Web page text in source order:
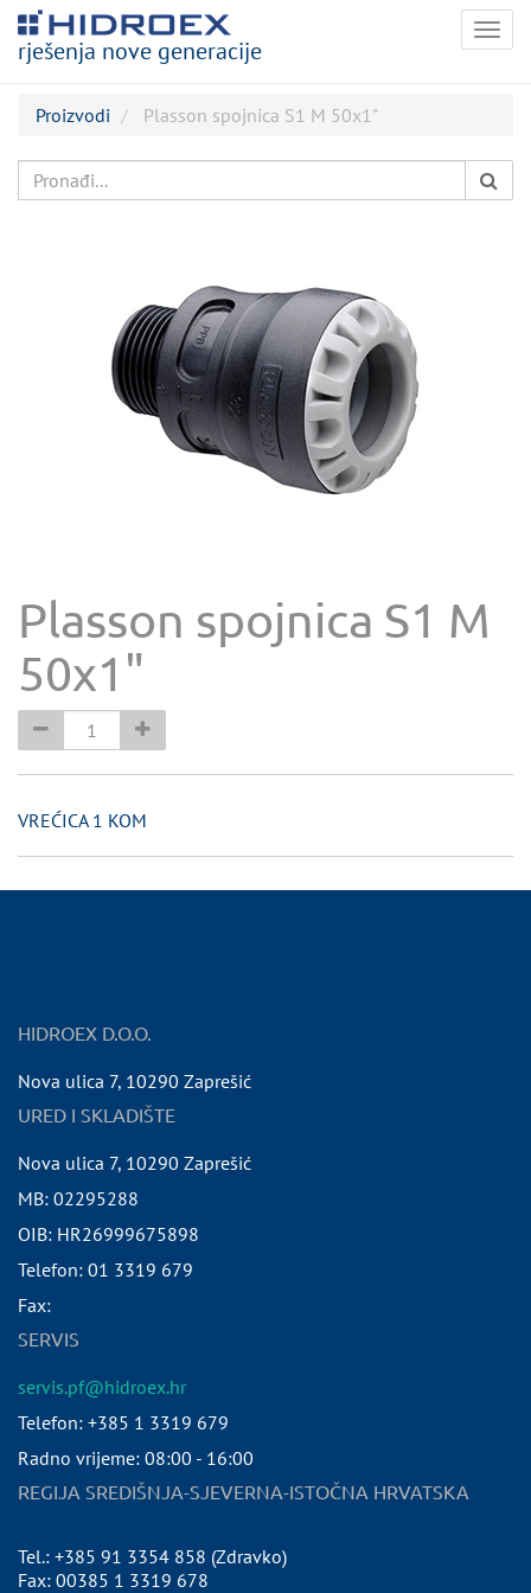
rješenja nove generacije
Proizvodi Plasson spojnica S1 M 50x1"
Plasson spojnica S1 M
50x1"
VREĆICA 1 KOM
HIDROEX D.O.O.
Nova ulica 7, 10290 Zaprešić
URED I SKLADIŠTE
Nova ulica 7, 10290 Zaprešić
MB: 02295288
OIB: HR26999675898
Telefon: 01 3319 679
Fax:
SERVIS
servis.pf@hidroex.hr
Telefon: +385 1 3319 679
Radno vrijeme: 08:00 - 16:00
REGIJA SREDIŠNJA-SJEVERNA-ISTOČNA HRVATSKA
Tel.: +385 91 3354 858 (Zdravko)
Fax: 00385 1 3319 678